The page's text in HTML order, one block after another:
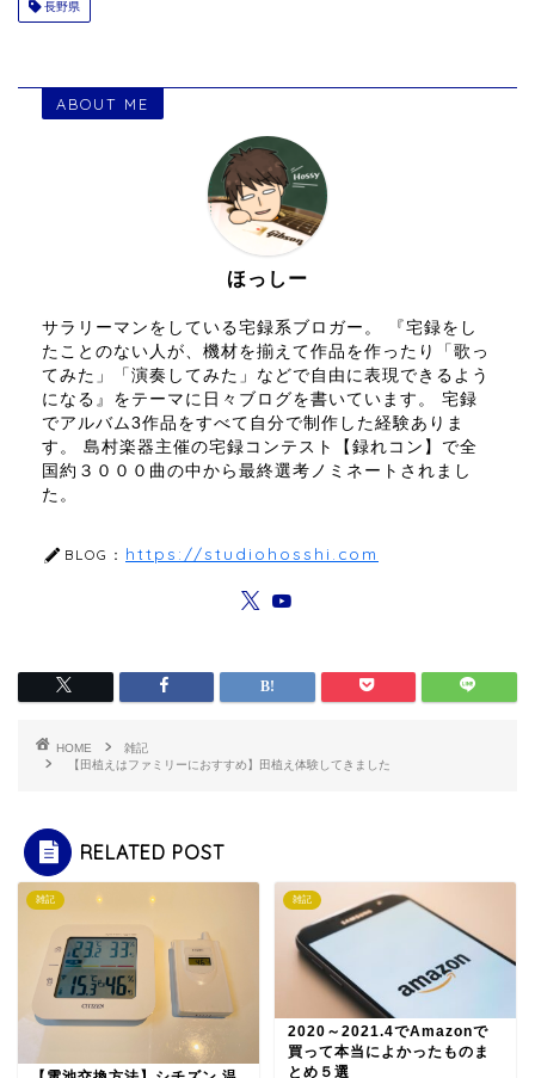
長野県
ABOUT ME
ほっしー
サラリーマンをしている宅録系ブロガー。 『宅録をし
たことのない人が、機材を揃えて作品を作ったり「歌っ
てみた」「演奏してみた」などで自由に表現できるよう
になる』をテーマに日々ブログを書いています。 宅録
でアルバム3作品をすべて自分で制作した経験ありま
す。 島村楽器主催の宅録コンテスト【録れコン】で全
国約３０００曲の中から最終選考ノミネートされまし
た。
BLOG： https://studiohosshi.com
HOME
雑記
【田植えはファミリーにおすすめ】田植え体験してきました
RELATED POST
雑記 雑記
2020～2021.4でAmazonで
買って本当によかったものま
とめ５選